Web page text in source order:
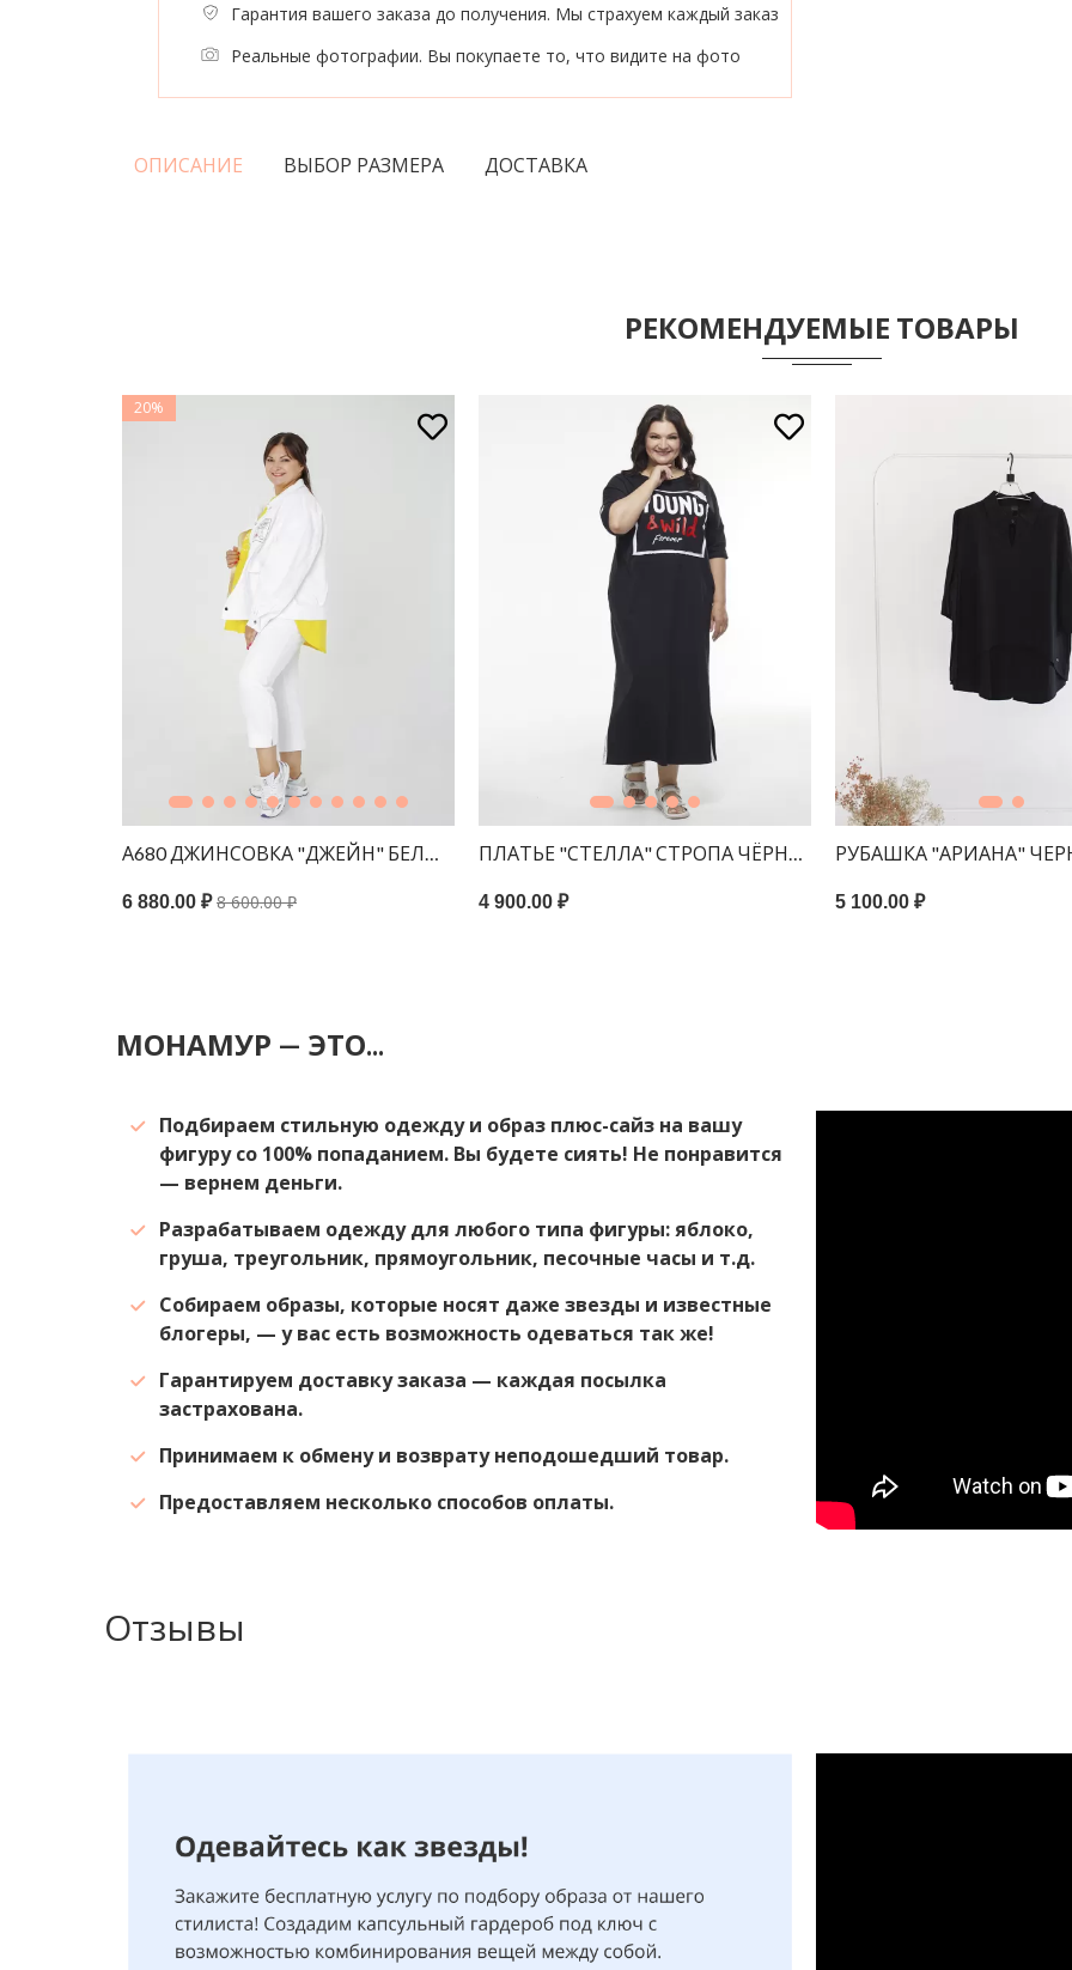
Гарантия вашего заказа до получения. Мы страхуем каждый заказ
Реальные фотографии. Вы покупаете то, что видите на фото
ОПИСАНИЕ ВЫБОР РАЗМЕРА ДОСТАВКА
РЕКОМЕНДУЕМЫЕ ТОВАРЫ
20%
А680 ДЖИНСОВКА "ДЖЕЙН" БЕЛЫЙ
6 880.00 ₽8 600.00 ₽
ПЛАТЬЕ "СТЕЛЛА" СТРОПА ЧЁРНОЕ
4 900.00 ₽
РУБАШКА "АРИАНА"
5 100.00 ₽
МОНАМУР — ЭТО...
Подбираем стильную одежду и образ плюс-сайз на вашу
фигуру со 100% попаданием. Вы будете сиять! Не понравится
— вернем деньги.
Разрабатываем одежду для любого типа фигуры: яблоко,
груша, треугольник, прямоугольник, песочные часы и т.д.
Собираем образы, которые носят даже звезды и известные
блогеры, — у вас есть возможность одеваться так же!
Гарантируем доставку заказа — каждая посылка
застрахована.
Принимаем к обмену и возврату неподошедший товар.
Предоставляем несколько способов оплаты.
Отзывы